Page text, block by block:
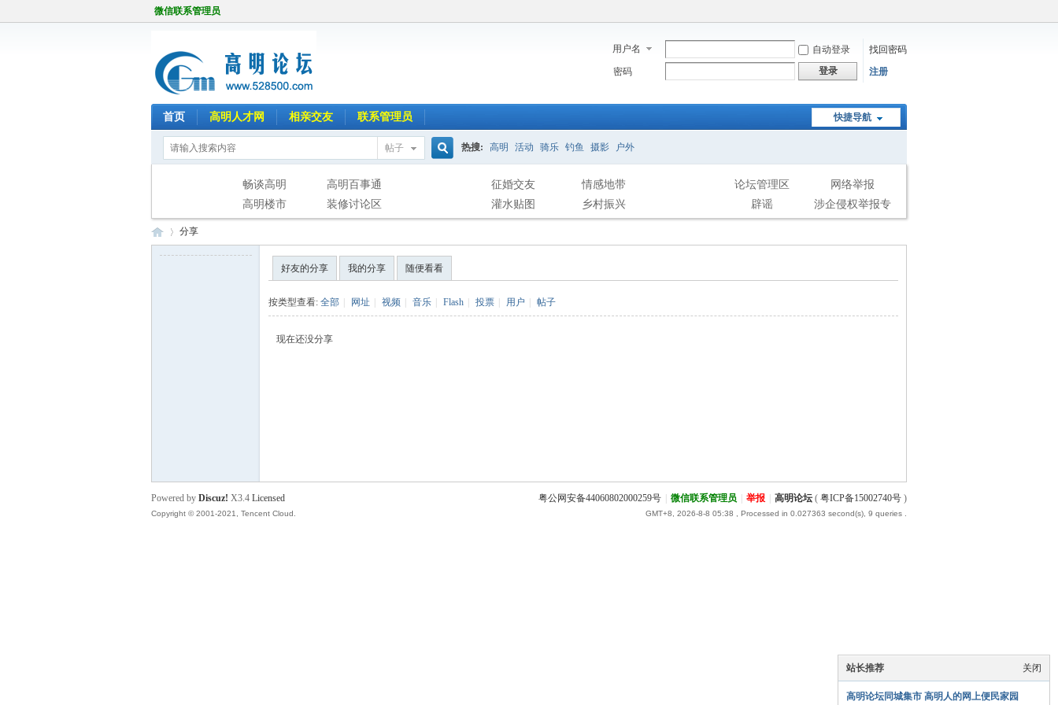
微信联系管理员
用户名 自动登录
找回密码
密码
登录 注册
快捷导航
首页 高明人才网 相亲交友 联系管理员
帖子 热搜: 高明 活动 骑乐 钓鱼 摄影 户外
畅谈高明
高明百事通
高明楼市
装修讨论区
征婚交友
情感地带
灌水贴图
乡村振兴
论坛管理区
网络举报
辟谣
涉企侵权举报专
区
分享
好友的分享 我的分享 随便看看
按类型查看: 全部 网址 视频 音乐 Flash 投票 用户 帖子
现在还没分享
关闭
站长推荐
高明论坛同城集市 高明人的网上便民家园
粤公网安备44060802000259号 微信联系管理员 举报 高明论坛 ( 粤ICP备15002740号 )
GMT+8, 2026-8-8 05:38 , Processed in 0.027363 second(s), 9 queries .
Powered by Discuz! X3.4 Licensed
Copyright © 2001-2021, Tencent Cloud.